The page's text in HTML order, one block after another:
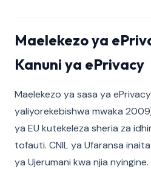
Maelekezo ya
Kanuni ya ePrivacy
Maelekezo ya sasa ya
yaliyorekebishwa mwaka
ya EU kutekeleza sheria za
tofauti. CNIL ya Ufaransa
ya Ujerumani kwa njia